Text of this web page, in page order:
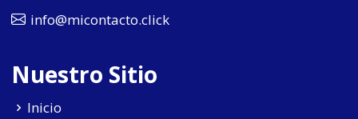
info@micontacto.click
Nuestro Sitio
Inicio